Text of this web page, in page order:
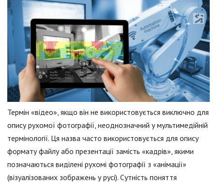
Термін «відео», якщо він не використовується виключно для
опису рухомої фотографії, неоднозначний у мультимедійній
термінології. Ця назва часто використовується для опису
формату файлу або презентації замість «кадрів», якими
позначаються виділені рухомі фотографії з «анімації»
(візуалізованих зображень у русі). Сутність поняття